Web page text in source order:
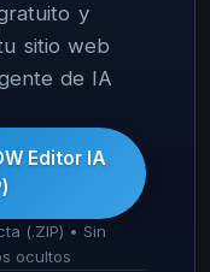
y
sitio web
de IA
Editor IA
(.ZIP) • Sin
ocultos